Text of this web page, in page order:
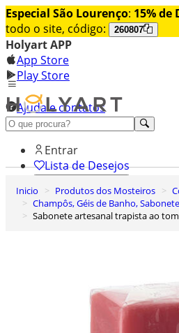
Especial São Lourenço: 15% de
todo o site, código:
260807
Holyart APP
App Store
Play Store
Ajuda e contatos
Conheça premium
Entrar
Lista de Desejos
0
Carrinho de Compras
Inicio Produtos dos Mosteiros
Champôs, Géis de Banho,
Sabonete artesanal trapista ao